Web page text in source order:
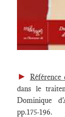
► Référence
dans le
Dominique
pp.175-196.